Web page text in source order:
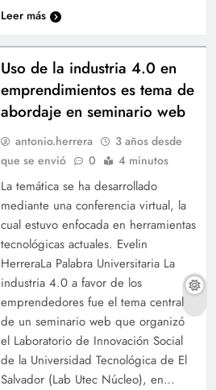
Leer más
Uso de la industria 4.0 en
emprendimientos es tema de
abordaje en seminario web
antonio.herrera
3 años desde
que se envió
0 4 minutos
La temática se ha desarrollado
mediante una conferencia virtual, la
cual estuvo enfocada en herramientas
tecnológicas actuales. Evelin
HerreraLa Palabra Universitaria La
industria 4.0 a favor de los
emprendedores fue el tema central
de un seminario web que organizó
el Laboratorio de Innovación Social
de la Universidad Tecnológica de El
Salvador (Lab Utec Núcleo), en…